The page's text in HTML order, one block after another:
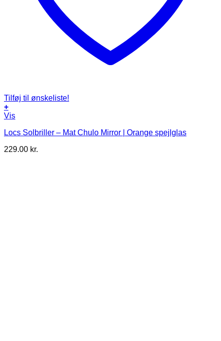
Tilføj til ønskeliste!
+
Vis
Locs Solbriller – Mat Chulo Mirror | Orange spejlglas
229.00 kr.